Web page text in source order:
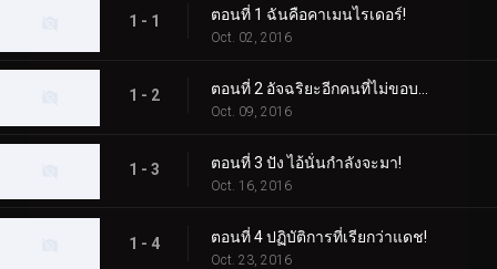
1 - 1 ตอนที่ 1 ฉันคือคาเมนไรเดอร์!
Oct. 02, 2016
1 - 2
Oct. 09, 2016
1 - 3 ตอนที่ 3 ปัง ไอ้นั่นกำลังจะมา!
Oct. 16, 2016
1 - 4 ตอนที่ 4 ปฏิบัติการที่เรียกว่าแดช!
Oct. 23, 2016